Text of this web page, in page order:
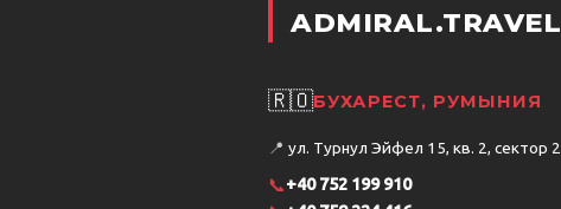
ADMIRAL.TRAVEL
🇷🇴БУХАРЕСТ, РУМЫНИЯ
📍 ул. Турнул Эйфел 15, кв. 2, сектор 2
📞+40 752 199 910